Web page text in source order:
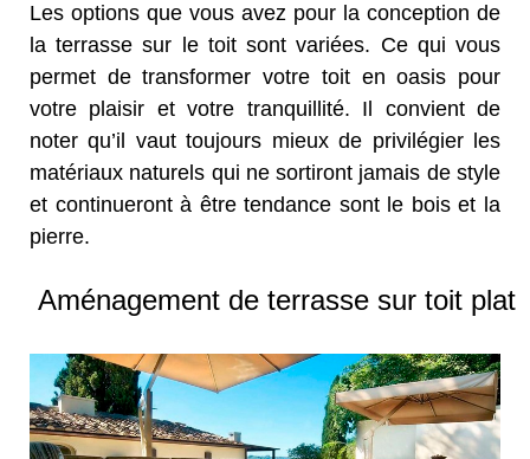
Les options que vous avez pour la conception de
la terrasse sur le toit sont variées. Ce qui vous
permet de transformer votre toit en oasis pour
votre plaisir et votre tranquillité. Il convient de
noter qu’il vaut toujours mieux de privilégier les
matériaux naturels qui ne sortiront jamais de style
et continueront à être tendance sont le bois et la
pierre.
Aménagement de terrasse sur toit plat